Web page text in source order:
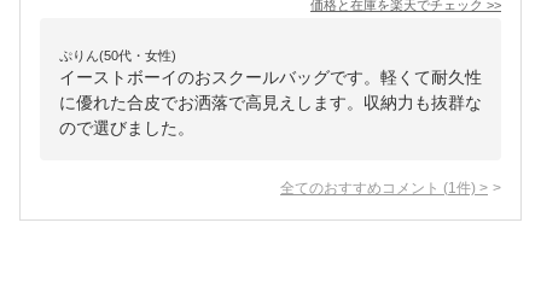
価格と在庫を楽天でチェック >>
ぷりん(50代・女性)
イーストボーイのおスクールバッグです。軽くて耐久性
に優れた合皮でお洒落で高見えします。収納力も抜群な
ので選びました。
全てのおすすめコメント (1 件) >